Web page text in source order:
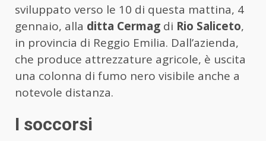
sviluppato verso le 10 di questa mattina, 4
gennaio, alla ditta Cermag di Rio Saliceto,
in provincia di Reggio Emilia. Dall’azienda,
che produce attrezzature agricole, è uscita
una colonna di fumo nero visibile anche a
notevole distanza.
I soccorsi